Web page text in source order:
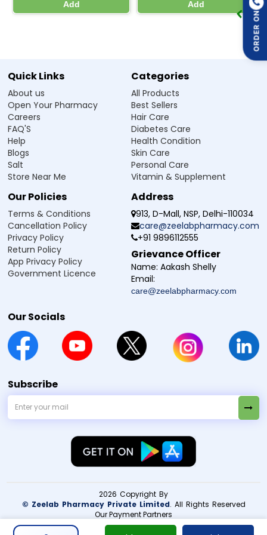
మలబద్ధకం (nausea – వాంతి రావాలనిపించడం) ను తగ్గిస్తుంది
సహాయపడుతుంది మరియు డాక్టర్ చెప్పినట్టు వాడినప్పుడు మొత్తం
Vomwin Domperidone 10mg Tablet ఎలా
ఉపయోగించాలి
Vomwin 10 Tablet ను జాగ్రత్తగా, సరిగ్గా తీసుకోవాలి. మందు ఎలా
తీసుకోవాలో సరైన మార్గదర్శకం ఉంటే కడుపు అసౌకర్యం తగ్గడంలో
టాబ్లెట్ ను ఒక గ్లాస్ నీటితో మింగాలి. డాక్టర్ చెప్పకపోతే దాన్ని
నూరకండి లేదా నమలకండి.
భోజనం ముందు లేదా డాక్టర్ సూచించినట్టు తీసుకోవచ్చు.
లేబుల్ పై లేదా మీ డాక్టర్ చెప్పిన మోతాదును మాత్రమే తీసుకోండి.
డాక్టర్ సూచించిన దానికంటే ఎక్కువగానీ, తక్కువగానీ తీసుకోకండి.
ప్రతి రోజు ఒకే సమయానికి టాబ్లెట్ తీసుకునే అలవాటు చేసుకోండి.
ఒక మోతాదు మర్చిపోతే, గుర్తుకు వచ్చిన వెంటనే తీసుకోండి. కానీ,
తదుపరి మోతాదుకు చాలా దగ్గరగా ఉంటే, మర్చిపోయిన
మోతాదును వదిలేయండి, రెండు మోతాదులు కలిపి తీసుకోకండి.
Vomwin 10 Tablet సైడ్ ఎఫెక్ట్
Vomwin 10 Tablet ను డాక్టర్ చెప్పిన మోతాదులో తీసుకున్నప్పుడు
సాధారణంగా బాగా తట్టుకుంటారు. కొంతమందిలో తేలికపాటి,
తెలుసుకోవడం వల్ల మందును జాగ్రత్తగా వాడటానికి, ఏదైనా సమస్య
ఉంటే గమనించడానికి సహాయపడుతుంది.
నోరు ఎండిపోవడం
తల తిరగడం, తేలికగా అనిపించడం
కడుపు ముల్లు, నొప్పి
అలసట, బలహీనంగా అనిపించడం
అశాంతిగా, అసౌకర్యంగా అనిపించడం (restlessness)
కొన్ని సందర్భాల్లో ఆకలి మార్పులు (appetite changes)
Add Add
ORDER ON
Quick Links
About us
Open Your Pharmacy
Careers
FAQ'S
Help
Blogs
Salt
Store Near Me
Categories
All Products
Best Sellers
Hair Care
Diabetes Care
Health Condition
Skin Care
Personal Care
Vitamin & Supplement
Our Policies
Terms & Conditions
Cancellation Policy
Privacy Policy
Return Policy
App Privacy Policy
Government Licence
Address
913, D-Mall, NSP, Delhi-110034
care@zeelabpharmacy.com
+91 9896112555
Grievance Officer
Name: Aakash Shelly
Email:
care@zeelabpharmacy.com
Our Socials
Subscribe
2026 Copyright By
© Zeelab Pharmacy Private Limited. All Rights Reserved
Our Payment Partners